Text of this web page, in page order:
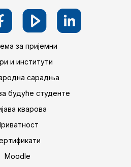
за пријемни
и институти
сарадња
будуће студенте
кварова
Moodle